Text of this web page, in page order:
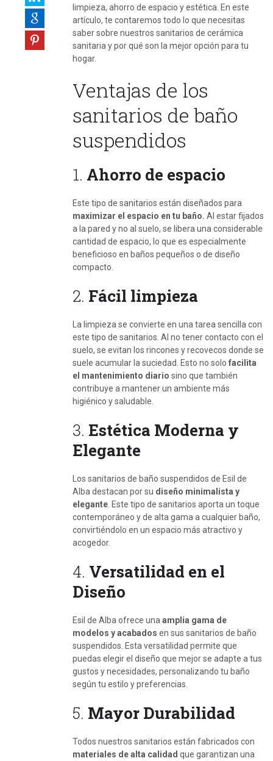
limpieza, ahorro de espacio y estética. En este
artículo, te contaremos todo lo que necesitas
saber sobre nuestros sanitarios de cerámica
sanitaria y por qué son la mejor opción para tu
hogar.
Ventajas de los
sanitarios de baño
suspendidos
1. Ahorro de espacio
Este tipo de sanitarios están diseñados para
maximizar el espacio en tu baño. Al estar fijados
a la pared y no al suelo, se libera una considerable
cantidad de espacio, lo que es especialmente
beneficioso en baños pequeños o de diseño
compacto.
2. Fácil limpieza
La limpieza se convierte en una tarea sencilla con
este tipo de sanitarios. Al no tener contacto con el
suelo, se evitan los rincones y recovecos donde se
suele acumular la suciedad. Esto no solo facilita
el mantenimiento diario sino que también
contribuye a mantener un ambiente más
higiénico y saludable.
3. Estética Moderna y
Elegante
Los sanitarios de baño suspendidos de Esil de
Alba destacan por su diseño minimalista y
elegante. Este tipo de sanitarios aporta un toque
contemporáneo y de alta gama a cualquier baño,
convirtiéndolo en un espacio más atractivo y
acogedor.
4. Versatilidad en el
Diseño
Esil de Alba ofrece una amplia gama de
modelos y acabados en sus sanitarios de baño
suspendidos. Esta versatilidad permite que
puedas elegir el diseño que mejor se adapte a tus
gustos y necesidades, personalizando tu baño
según tu estilo y preferencias.
5. Mayor Durabilidad
Todos nuestros sanitarios están fabricados con
materiales de alta calidad que garantizan una